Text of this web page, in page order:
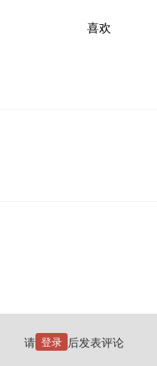
喜欢
请 登录 后发表评论